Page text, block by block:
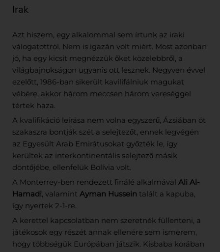
Irak
Azt hiszem, egy alkalommal sem írtunk az iraki
válogatottról. Nem is igazán volt miért. Most azonban
jó, ha egy kicsit megnézzük őket közelebbről, a
világbajnokságon ugyanis ott lesznek. Negyven évvel
ezelőtt, 1986-ban sikerült kavilifálniuk magukat
vébére, akkor három meccsen három vereséggel
tértek haza.
A kvalifikáció leírása nem volna egyszerű, Ázsiában öt
szakaszra bontják szét a selejtezőt, ennek legvégén
az Egyesült Arab Emirátusokat győzték le, így
kerültek az interkontinentális selejtező másik
döntőjébe, ellenfelük Bolívia volt.
A Monterrey-ben rendezett finálé alkalmával Ali Al-
Hamadi, valamint Ayman Hussein talált a kapuba,
így nyertek 2-1-re.
A kerettel kapcsolatban nem szeretnék füllenteni, a
játékosok egy részét annak ellenére sem ismerem,
hogy többségük Európában játszik. Kisbaba korában